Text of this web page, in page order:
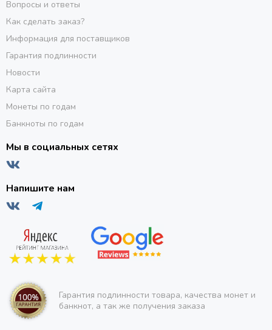
Вопросы и ответы
Как сделать заказ?
Информация для поставщиков
Гарантия подлинности
Новости
Карта сайта
Монеты по годам
Банкноты по годам
Мы в социальных сетях
Напишите нам
Гарантия подлинности товара, качества монет и
банкнот, а так же получения заказа